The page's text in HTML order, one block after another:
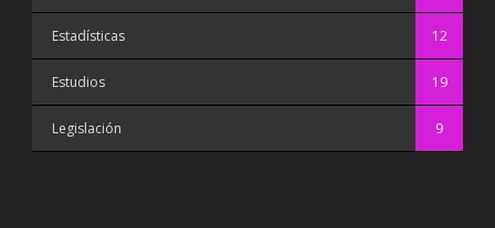
Estadísticas 12
Estudios 19
Legislación 9